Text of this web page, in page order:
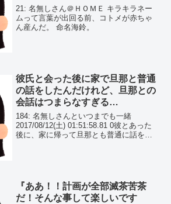
い、泣き出した…
21: 名無しさん＠ＨＯＭＥ キラキラネー
ムって言葉が出回る前、コトメが赤ちゃ
ん産んだ。 命名海鈴。
彼氏と会った後に家で旦那と普通
の話をしたんだけれど、旦那との
会話はつまらなすぎる…
184: 名無しさんといつまでも一緒
2017/08/12(土) 01:51:58.81 0彼とあった
後に、家に帰って旦那とも普通に話をし
『ああ！！計画が全部滅茶苦茶
だ！そんな事して楽しいです